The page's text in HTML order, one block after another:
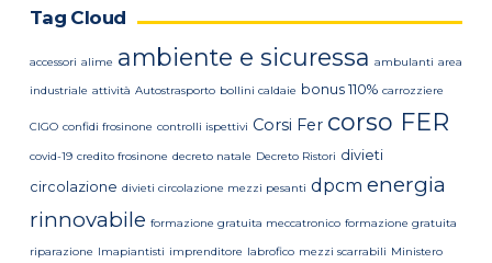
Tag Cloud
accessori alime ambiente e sicuressa ambulanti area
industriale attività Autostrasporto bollini caldaie bonus 110% carrozziere
CIGO confidi frosinone controlli ispettivi Corsi Fer corso FER
covid-19 credito frosinone decreto natale Decreto Ristori divieti
circolazione divieti circolazione mezzi pesanti dpcm energia
rinnovabile formazione gratuita meccatronico formazione gratuita
riparazione Imapiantisti imprenditore labrofico mezzi scarrabili Ministero